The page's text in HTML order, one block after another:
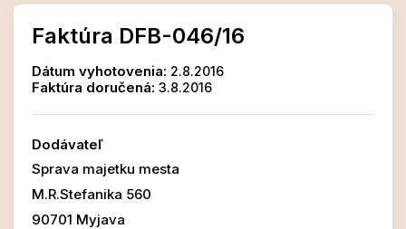
Faktúra DFB-046/16
Dátum vyhotovenia: 2.8.2016
Faktúra doručená: 3.8.2016
Dodávateľ
Sprava majetku mesta
M.R.Stefanika 560
90701 Myjava